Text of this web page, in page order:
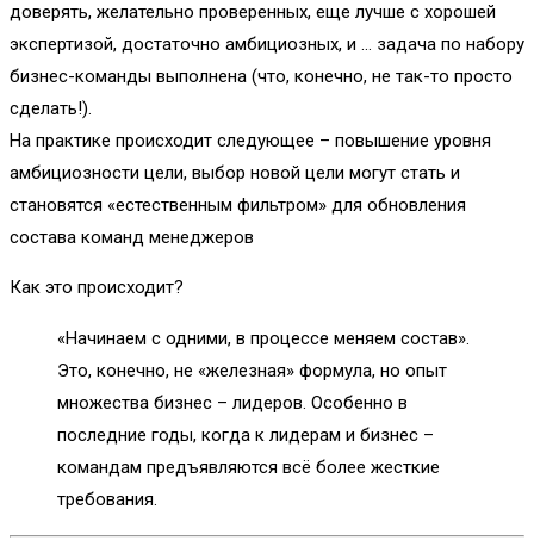
доверять, желательно проверенных, еще лучше с хорошей
экспертизой, достаточно амбициозных, и … задача по набору
бизнес-команды выполнена (что, конечно, не так-то просто
сделать!).
На практике происходит следующее – повышение уровня
амбициозности цели, выбор новой цели могут стать и
становятся «естественным фильтром» для обновления
состава команд менеджеров
Как это происходит?
«Начинаем с одними, в процессе меняем состав».
Это, конечно, не «железная» формула, но опыт
множества бизнес – лидеров. Особенно в
последние годы, когда к лидерам и бизнес –
командам предъявляются всё более жесткие
требования.